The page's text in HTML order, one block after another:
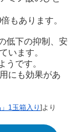
もあります。
低下の抑制、安
います。
です。
にも効果があ
1玉箱入り ]より